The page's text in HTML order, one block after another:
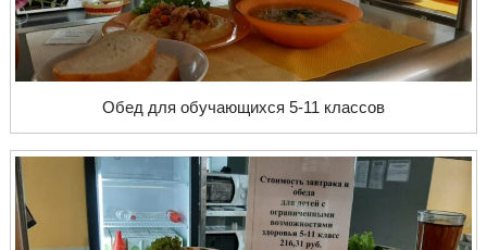
Обед для обучающихся 5-11 классов